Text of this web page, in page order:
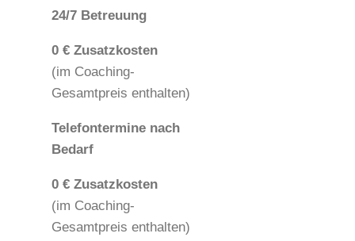
24/7 Betreuung
0 € Zusatzkosten
(im Coaching-
Gesamtpreis enthalten)
Telefontermine nach
Bedarf
0 € Zusatzkosten
(im Coaching-
Gesamtpreis enthalten)